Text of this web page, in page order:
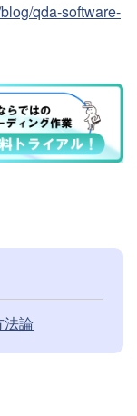
qda-software-
論